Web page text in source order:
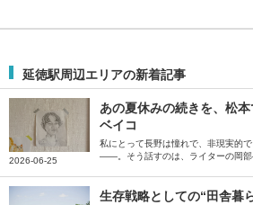
延徳駅周辺エリアの新着記事
2026-06-25
あの夏休みの続きを、松
ベイコ
私にとって長野は憧れで、非現実的
――。そう話すのは、ライターの岡部
生存戦略としての“田舎暮